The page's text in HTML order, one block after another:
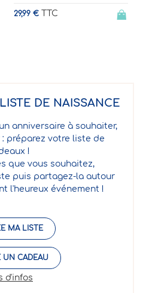
29,99 €TTC
DE NAISSANCE
anniversaire à souhaiter,
préparez votre liste de
!
que vous souhaitez,
puis partagez-la autour
l'heureux événement !
MA LISTE
UN CADEAU
d'infos